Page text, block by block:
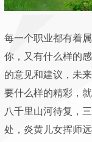
每一个职业都有着
你，又有什么样的
的意见和建议，未
要什么样的精彩，
八千里山河待复，
处，炎黄儿女挥师远